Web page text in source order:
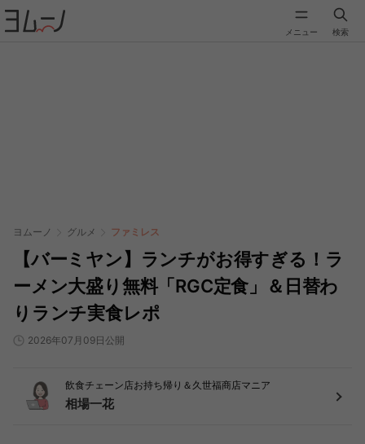
メニュー 検索
ヨムーノ グルメ ファミレス
【バーミヤン】ランチがお得すぎる！ラ
ーメン大盛り無料「RGC定食」＆日替わ
りランチ実食レポ
2026年07月09日公開
飲食チェーン店お持ち帰り＆久世福商店マニア
相場一花